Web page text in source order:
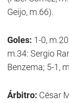
Geijo, m.66).
Goles: 1-0,
m.34: Sergio
Benzema; 5-1,
Árbitro: César